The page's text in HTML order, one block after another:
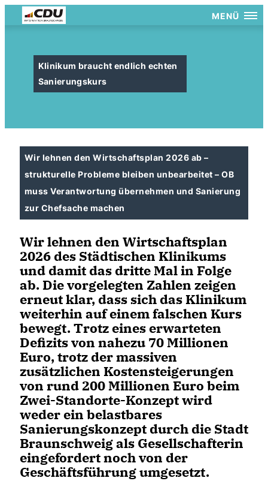
MENÜ
Klinikum braucht endlich echten
Sanierungskurs
Wir lehnen den Wirtschaftsplan 2026 ab –
strukturelle Probleme bleiben unbearbeitet – OB
muss Verantwortung übernehmen und Sanierung
zur Chefsache machen
Wir lehnen den Wirtschaftsplan
2026 des Städtischen Klinikums
und damit das dritte Mal in Folge
ab. Die vorgelegten Zahlen zeigen
erneut klar, dass sich das Klinikum
weiterhin auf einem falschen Kurs
bewegt. Trotz eines erwarteten
Defizits von nahezu 70 Millionen
Euro, trotz der massiven
zusätzlichen Kostensteigerungen
von rund 200 Millionen Euro beim
Zwei-Standorte-Konzept wird
weder ein belastbares
Sanierungskonzept durch die Stadt
Braunschweig als Gesellschafterin
eingefordert noch von der
Geschäftsführung umgesetzt.